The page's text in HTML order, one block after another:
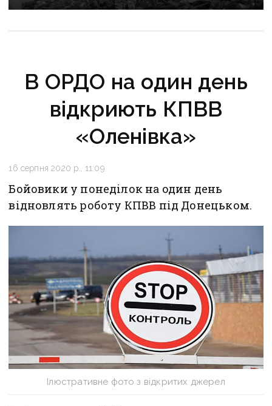
рф захопити останню агломерацію Донеччини до
В ОРДО на один день
відкриють КПВВ
«Оленівка»
16 серпня 2020 р., 11:09
Бойовики у понеділок на один день
відновлять роботу КПВВ під Донецьком.
Ілюстративне фото з відкритих джерел